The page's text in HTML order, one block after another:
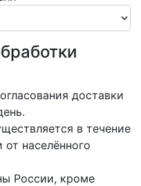
доставки
в течение
населённого
России, кроме